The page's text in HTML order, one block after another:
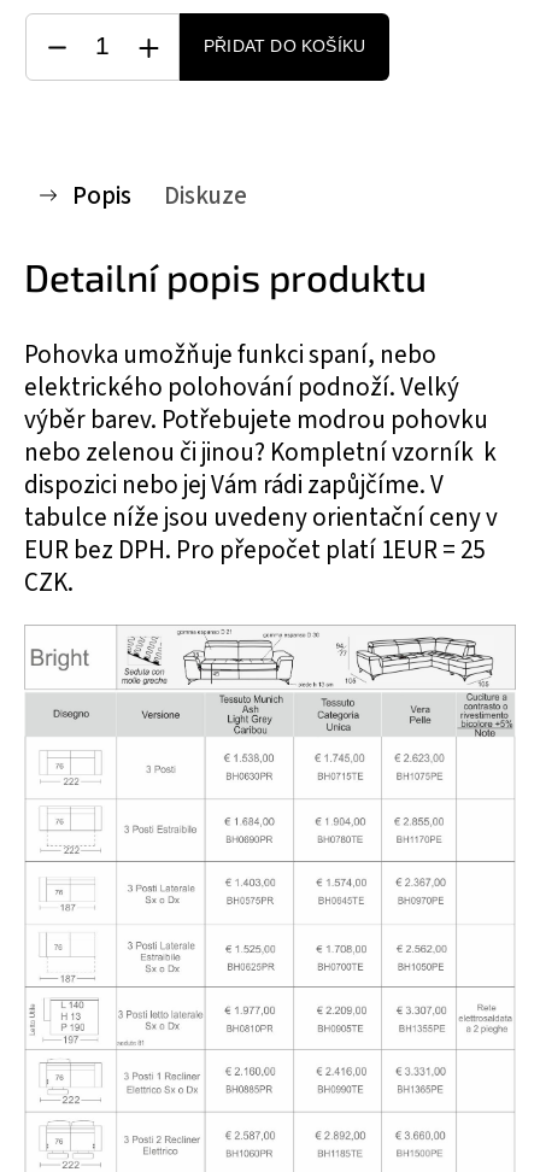
PŘIDAT DO KOŠÍKU
Popis Diskuze
Detailní popis produktu
Pohovka umožňuje funkci spaní, nebo
elektrického polohování podnoží. Velký
výběr barev. Potřebujete modrou pohovku
nebo zelenou či jinou? Kompletní vzorník k
dispozici nebo jej Vám rádi zapůjčíme. V
tabulce níže jsou uvedeny orientační ceny v
EUR bez DPH. Pro přepočet platí 1EUR = 25
CZK.